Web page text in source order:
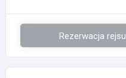
Rezerwacja rejsu